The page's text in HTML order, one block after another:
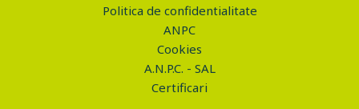
Politica de confidentialitate
ANPC
Cookies
A.N.P.C. - SAL
Certificari